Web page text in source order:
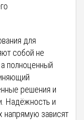
для
собой не
полноценный
решения и
Надёжность и
напрямую зависят